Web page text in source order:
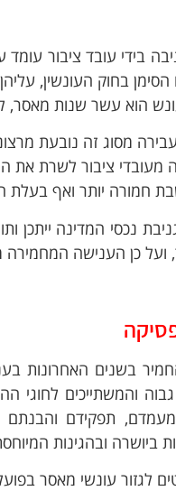
בידי עובד ציבור
הסימן בחוק העונשין,
עשר שנות מאסר, לפי
מסוג זה נובעת
מעובדי ציבור לשרת את
חמורה יותר ואף
נכסי המדינה ייתכן
ועל כן הענישה
בשנים האחרונות
והמשתייכים לחוגי
תפקידם והבנתם
ביושרה ובהגינות
לגזור עונשי מאסר